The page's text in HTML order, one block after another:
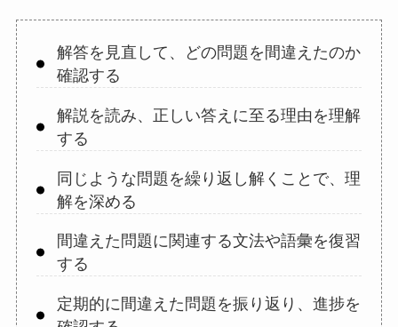
解答を見直して、どの問題を間違えたのか
確認する
解説を読み、正しい答えに至る理由を理解
する
同じような問題を繰り返し解くことで、理
解を深める
間違えた問題に関連する文法や語彙を復習
する
定期的に間違えた問題を振り返り、進捗を